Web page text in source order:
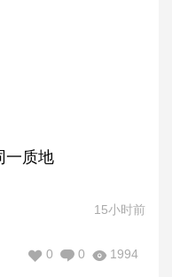
一质地
15小时前
1994
0
0